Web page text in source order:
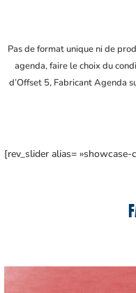
Pas de format unique ni de
agenda, faire le choix du
d’Offset 5, Fabricant Agenda
[rev_slider alias=